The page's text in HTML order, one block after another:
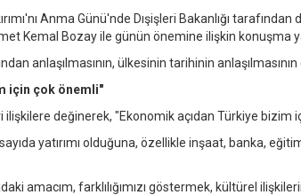
Anma Günü'nde Dışişleri Bakanlığı
Kemal Bozay ile günün önemine ilişkin konuşma
anlaşılmasının, ülkesinin tarihinin
için çok önemli"
ilişkilere değinerek, "Ekonomik açıdan Türkiye bizim
yatırımı olduğuna, özellikle inşaat, banka,
amacım, farklılığımızı göstermek, kültürel